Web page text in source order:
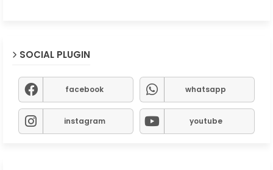
SOCIAL PLUGIN
facebook whatsapp
instagram youtube